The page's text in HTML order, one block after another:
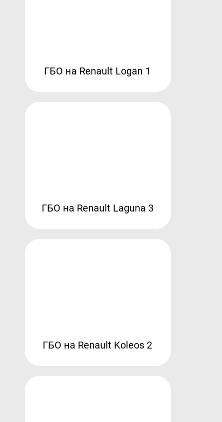
ГБО на Renault Logan 1
ГБО на Renault Laguna 3
ГБО на Renault Koleos 2